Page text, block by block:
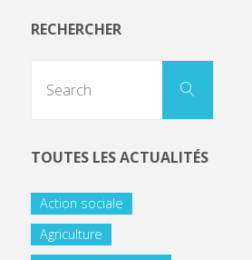
RECHERCHER
TOUTES LES ACTUALITÉS
Action sociale
Agriculture